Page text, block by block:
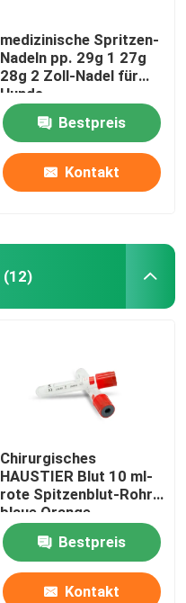
medizinische Spritzen-
Nadeln pp. 29g 1 27g
28g 2 Zoll-Nadel für
Hunde
Bestpreis
Kontakt
(12)
Chirurgisches
HAUSTIER Blut 10 ml-
rote Spitzenblut-Rohr-
blaue Orange
Bestpreis
Kontakt